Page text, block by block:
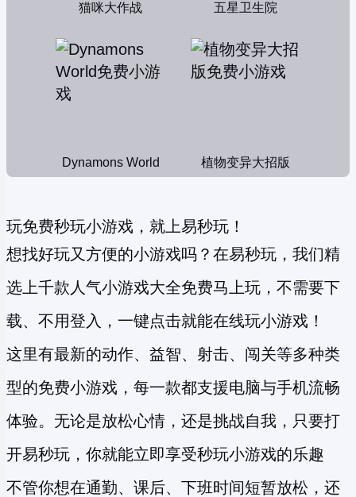
猫咪大作战 五星卫生院
Dynamons World 植物变异大招版
玩免费秒玩小游戏，就上易秒玩！
想找好玩又方便的小游戏吗？在易秒玩，我们精
选上千款人气小游戏大全免费马上玩，不需要下
载、不用登入，一键点击就能在线玩小游戏！
这里有最新的动作、益智、射击、闯关等多种类
型的免费小游戏 ，每一款都支援电脑与手机流畅
体验。无论是放松心情，还是挑战自我，只要打
开易秒玩，你就能立即享受秒玩小游戏的乐趣
不管你想在通勤、课后、下班时间短暂放松，还